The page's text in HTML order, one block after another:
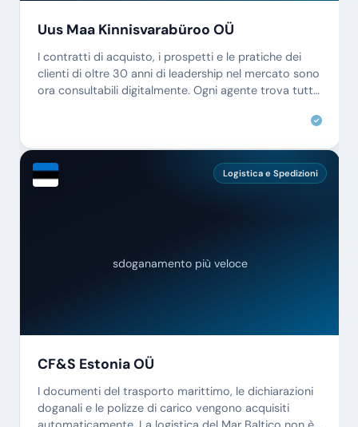
Uus Maa Kinnisvarabüroo OÜ
I contratti di acquisto, i prospetti e le pratiche dei
clienti di oltre 30 anni di leadership nel mercato sono
ora consultabili digitalmente. Ogni agente trova tutto
Logistica e Spedizioni
sdoganamento più veloce
CF&S Estonia OÜ
I documenti del trasporto marittimo, le dichiarazioni
doganali e le polizze di carico vengono acquisiti